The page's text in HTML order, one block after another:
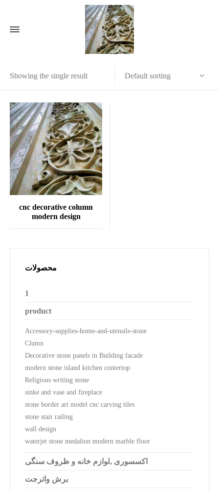
Showing the single result Default sorting
cnc decorative column
modern design
محصولات
1
product
Accessory-supplies-home-and-utensils-stone
Clumn
Decorative stone panels in Building facade
modern stone island kitchen contertop
Religious writing stone
sinke and vase and fireplace
stone border art model cnc carving tiles
stone stair railing
wall design
waterjet stone medalion modern marble floor
اکسسوری ,لوازم خانه و ظروف سنگی
برش واترجت